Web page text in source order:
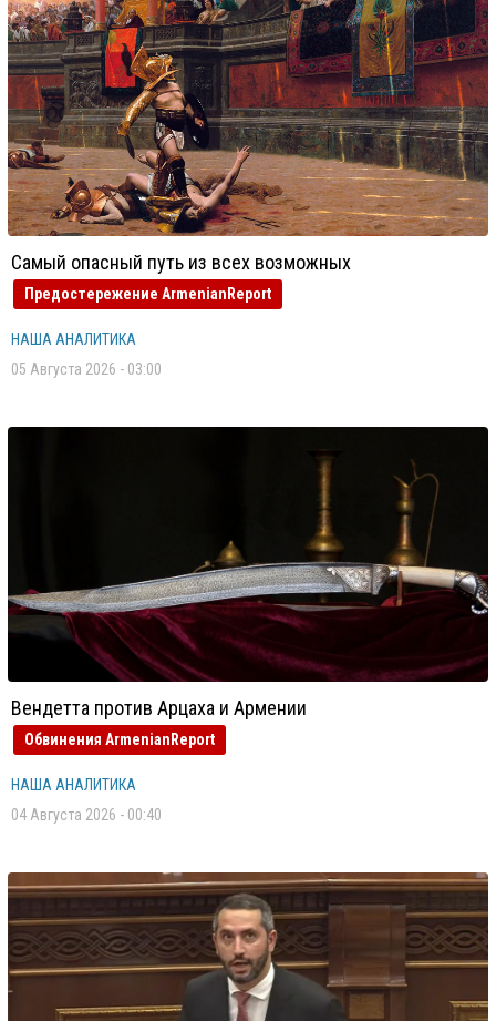
Самый опасный путь из всех возможных
Предостережение ArmenianReport
НАША АНАЛИТИКА
05 Августа 2026 - 03:00
Вендетта против Арцаха и Армении
Обвинения ArmenianReport
НАША АНАЛИТИКА
04 Августа 2026 - 00:40